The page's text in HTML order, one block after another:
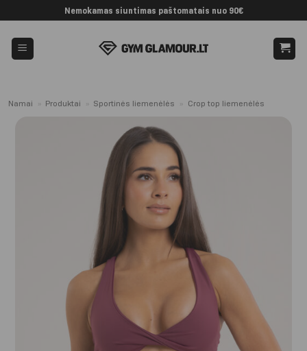
to
content
Nemokamas siuntimas paštomatais nuo 90€
Namai » Produktai » Sportinės liemenėlės » Crop top liemenėlės